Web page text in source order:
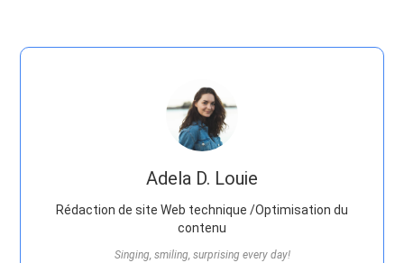
Adela D. Louie
Rédaction de site Web technique /Optimisation du
contenu
Singing, smiling, surprising every day!